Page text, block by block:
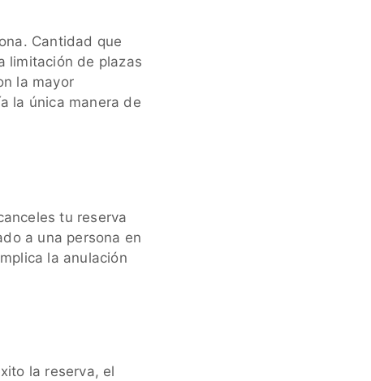
Cantidad que
limitación de plazas
la mayor
la única manera de
tu reserva
a una persona en
la anulación
la reserva, el